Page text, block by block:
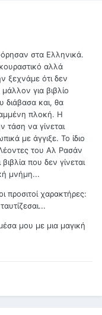
στα Ελληνικά.
αλλά
ξεχνάμε ότι δεν
για βιβλίο
διάβασα και, θα
πλοκή. Η
τάση να γίνεται
με άγγιξε. Το ίδιο
του Αλ Ρασάν
που δεν γίνεται
μνήμη...
προσιτοί χαρακτήρες:
μου με μια μαγική